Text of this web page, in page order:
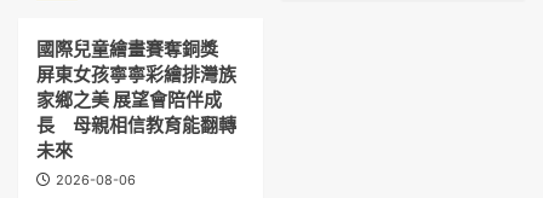
國際兒童繪畫賽奪銅獎
屏東女孩寧寧彩繪排灣族
家鄉之美 展望會陪伴成
長 母親相信教育能翻轉
未來
2026-08-06